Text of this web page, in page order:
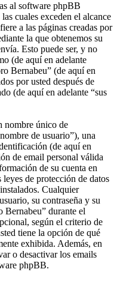
al software phpBB
cuales exceden el alcance
a las páginas creadas por
la que obtenemos su
Esto puede ser, y no
(de aquí en adelante
Bernabeu” (de aquí en
por usted después de
(de aquí en adelante “sus
nombre único de
de usuario”), una
(de aquí en
de email personal válida
de su cuenta en
de protección de datos
Cualquier
su contraseña y su
Bernabeu” durante el
según el criterio de
tiene la opción de qué
exhibida. Además, en
o desactivar los emails
phpBB.